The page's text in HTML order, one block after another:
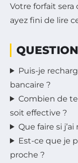
Votre forfait
ayez fini de lire
Puis-je
bancaire ?
Combien de
soit effective ?
Que faire si
Est-ce que je
proche ?